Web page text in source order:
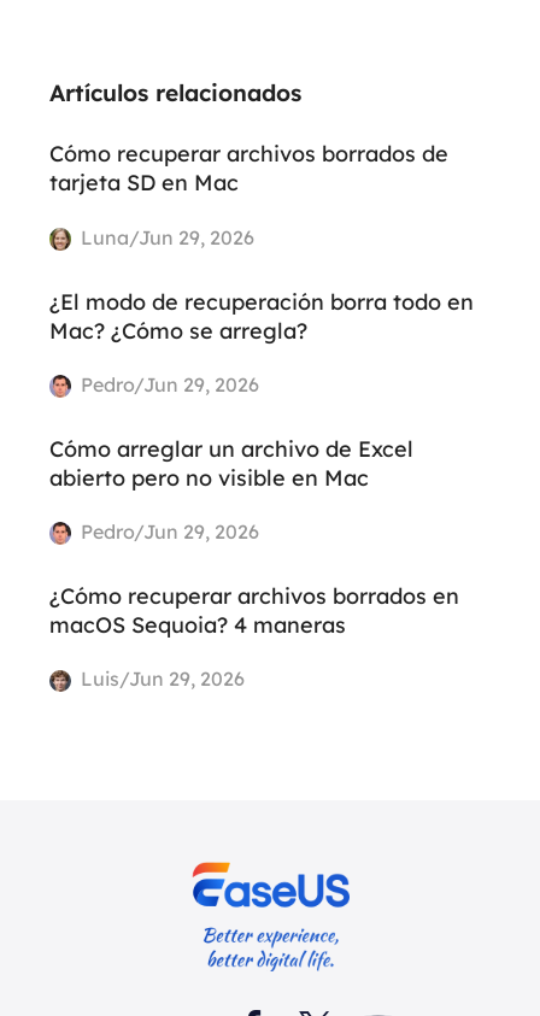
Artículos relacionados
Cómo recuperar archivos borrados de
tarjeta SD en Mac
Luna/Jun 29, 2026
¿El modo de recuperación borra todo en
Mac? ¿Cómo se arregla?
Pedro/Jun 29, 2026
Cómo arreglar un archivo de Excel
abierto pero no visible en Mac
Pedro/Jun 29, 2026
¿Cómo recuperar archivos borrados en
macOS Sequoia? 4 maneras
Luis/Jun 29, 2026